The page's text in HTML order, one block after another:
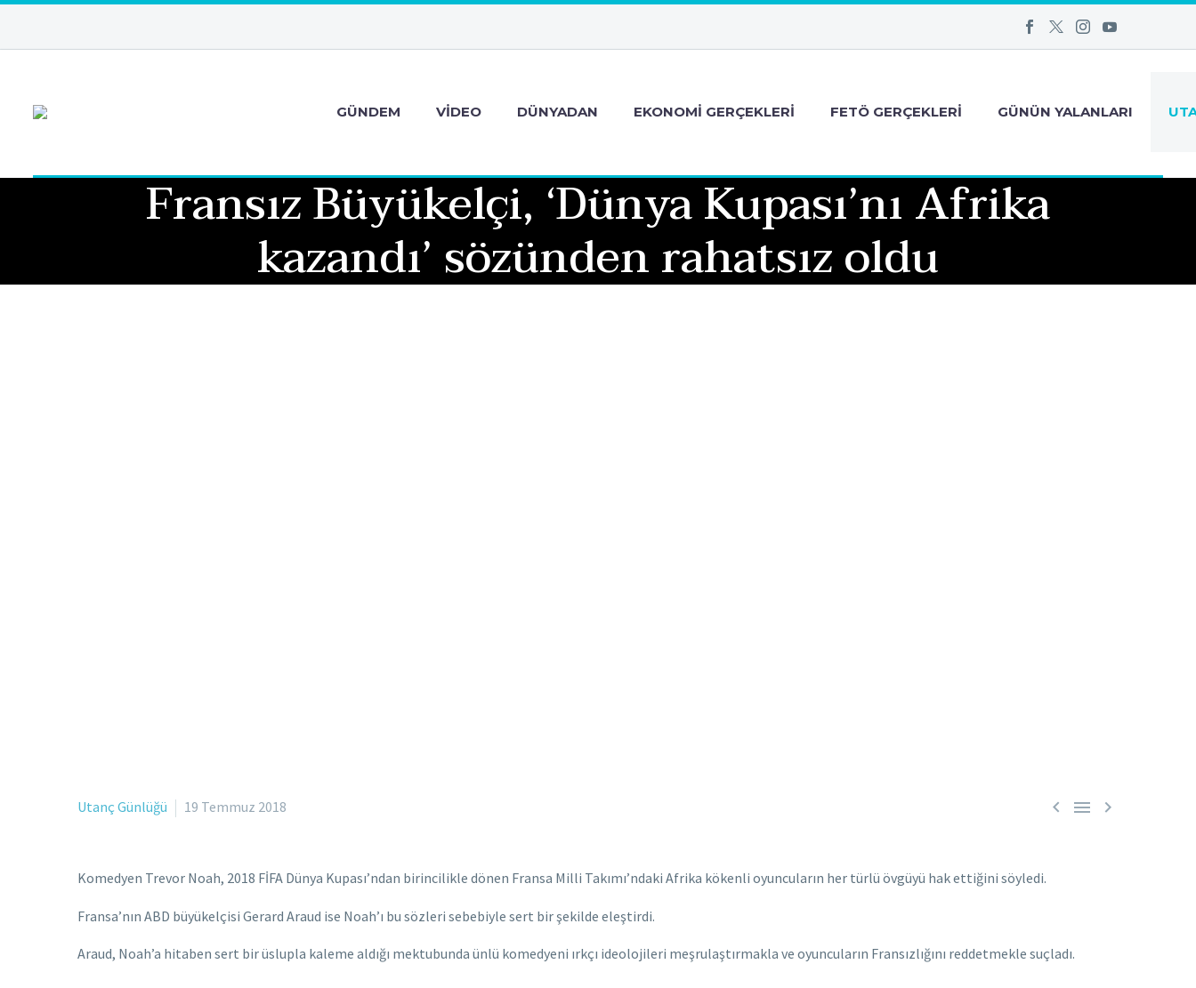
GÜNDEM VIDEO DÜNYADAN EKONOMI GERÇEKLERI FETÖ GERÇEKLERI GÜNÜN YALANLARI
Fransız Büyükelçi, ‘Dünya Kupası’nı Afrika
kazandı’ sözünden rahatsız oldu
  
Utanç Günlüğü 19 Temmuz 2018
Komedyen Trevor Noah, 2018 FİFA Dünya Kupası’ndan birincilikle dönen Fransa Milli Takımı’ndaki Afrika kökenli oyuncuların her türlü övgüyü hak ettiğini söyledi.
Fransa’nın ABD büyükelçisi Gerard Araud ise Noah’ı bu sözleri sebebiyle sert bir şekilde eleştirdi.
Araud, Noah’a hitaben sert bir üslupla kaleme aldığı mektubunda ünlü komedyeni ırkçı ideolojileri meşrulaştırmakla ve oyuncuların Fransızlığını reddetmekle suçladı.